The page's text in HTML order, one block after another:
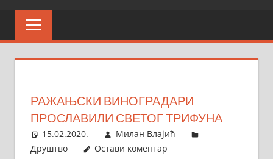
РАЖАЊСКИ ВИНОГРАДАРИ
ПРОСЛАВИЛИ СВЕТОГ ТРИФУНА
15.02.2020.
Милан Влајић
Друштво
Остави коментар